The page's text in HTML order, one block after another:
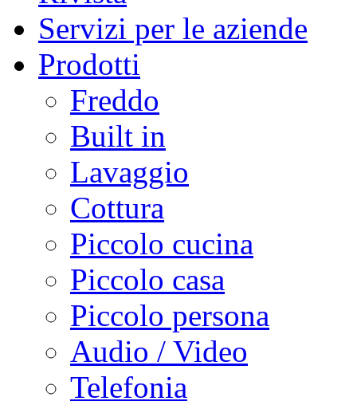
Servizi per le aziende
Prodotti
Freddo
Built in
Lavaggio
Cottura
Piccolo cucina
Piccolo casa
Piccolo persona
Audio / Video
Telefonia